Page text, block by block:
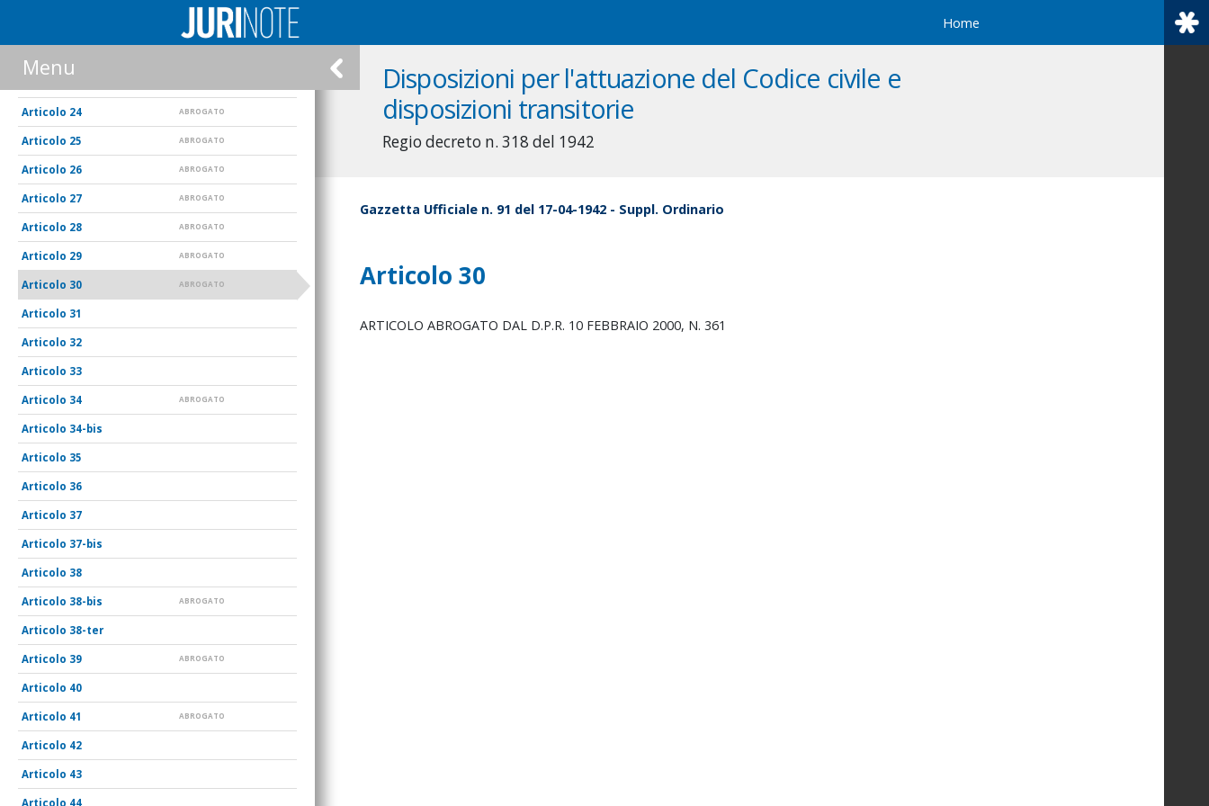
Home
Disposizioni per l'attuazione del Codice civile e
disposizioni transitorie
Regio decreto n. 318 del 1942
Menu
24 ABROGATO
25 ABROGATO
26 ABROGATO
27 ABROGATO
28 ABROGATO
29 ABROGATO
30 ABROGATO
31
32
33
34 ABROGATO
34-bis
35
36
37
37-bis
38
38-bis ABROGATO
38-ter
39 ABROGATO
40
41 ABROGATO
42
43
44
Gazzetta Ufficiale n. 91 del 17-04-1942 - Suppl. Ordinario
Articolo 30
ARTICOLO ABROGATO DAL D.P.R. 10 FEBBRAIO 2000, N. 361